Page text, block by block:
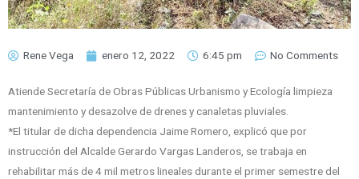
Rene Vega enero 12, 2022 6:45 pm No Comments
Atiende Secretaría de Obras Públicas Urbanismo y Ecología limpieza
mantenimiento y desazolve de drenes y canaletas pluviales.
*El titular de dicha dependencia Jaime Romero, explicó que por
instrucción del Alcalde Gerardo Vargas Landeros, se trabaja en
rehabilitar más de 4 mil metros lineales durante el primer semestre del